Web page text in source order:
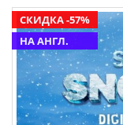
СКИДКА -57%
НА АНГЛ.